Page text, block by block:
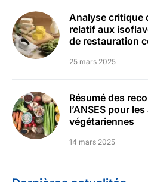
Analyse critique
relatif aux
de restauration
25 mars 2025
Résumé des
l’ANSES pour
végétariennes
14 mars 2025